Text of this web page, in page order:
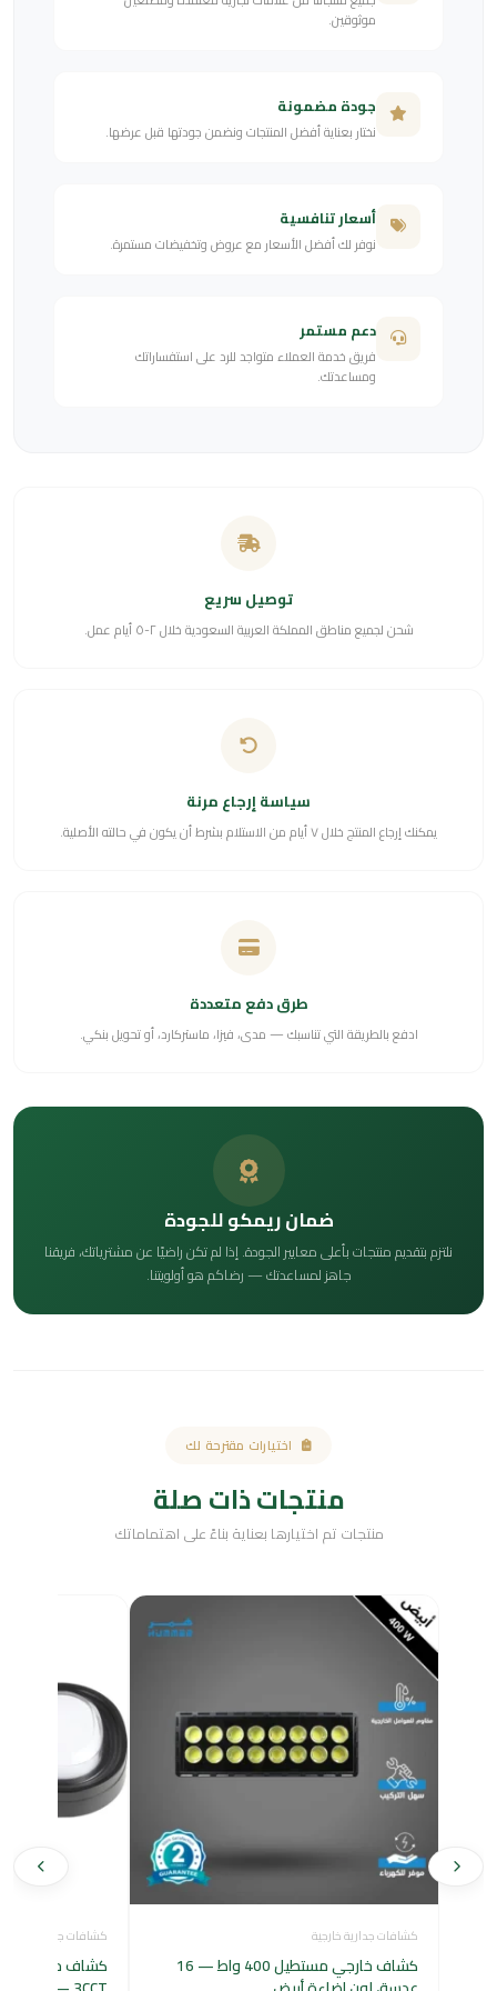
موثوقين.
جودة مضمونة
نختار بعناية أفضل المنتجات ونضمن جودتها قبل عرضها.
أسعار تنافسية
نوفر لك أفضل الأسعار مع عروض وتخفيضات مستمرة.
دعم مستمر
فريق خدمة العملاء متواجد للرد على استفساراتك
ومساعدتك.
توصيل سريع
شحن لجميع مناطق المملكة العربية السعودية خلال ٢-٥ أيام عمل.
سياسة إرجاع مرنة
يمكنك إرجاع المنتج خلال ٧ أيام من الاستلام بشرط أن يكون في حالته الأصلية.
طرق دفع متعددة
ادفع بالطريقة التي تناسبك — مدى، فيزا، ماستركارد، أو تحويل بنكي.
ضمان ريمكو للجودة
نلتزم بتقديم منتجات بأعلى معايير الجودة. إذا لم تكن راضيًا عن مشترياتك، فريقنا
جاهز لمساعدتك — رضاكم هو أولويتنا.
اختيارات مقترحة لك
منتجات ذات صلة
منتجات تم اختيارها بعناية بناءً على اهتماماتك
كشافات جدارية خارجية
كشاف خارجي مستطيل 400 واط — 16
كشافات جدارية خارجية